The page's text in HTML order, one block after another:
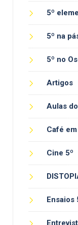
5º
5º na
5º no
Artigos
Aulas
Café
Cine 5º
Ensaios